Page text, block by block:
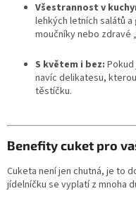
Všestrannost v
lehkých letních salátů
moučníky nebo zdravé
S květem i bez:
navíc delikatesu,
těstíčku.
Benefity cuket pro
Cuketa není jen chutná, je to
jídelníčku se vyplatí z mnoha